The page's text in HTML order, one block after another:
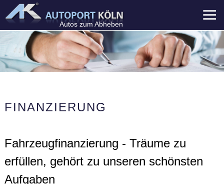
Autos zum Abheben
FINANZIERUNG
Fahrzeugfinanzierung - Träume zu
erfüllen, gehört zu unseren schönsten
Aufgaben